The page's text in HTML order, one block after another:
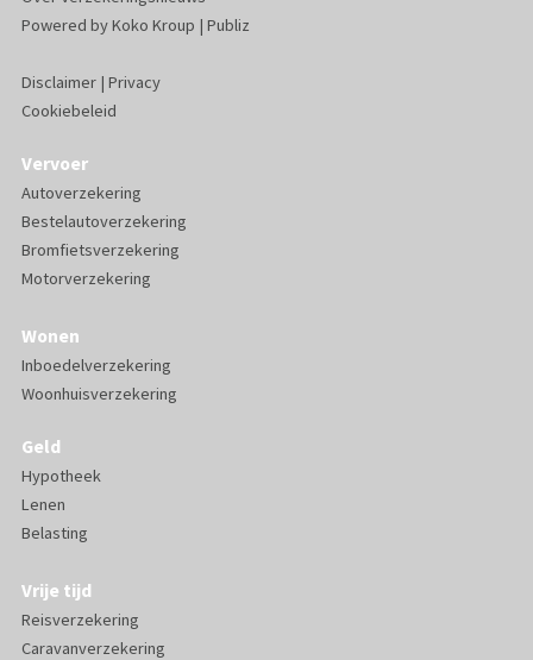
Powered byKoko Kroup | Publiz
Disclaimer| Privacy
Cookiebeleid
Vervoer
Autoverzekering
Bestelautoverzekering
Bromfietsverzekering
Motorverzekering
Wonen
Inboedelverzekering
Woonhuisverzekering
Geld
Hypotheek
Lenen
Belasting
Vrije tijd
Reisverzekering
Caravanverzekering